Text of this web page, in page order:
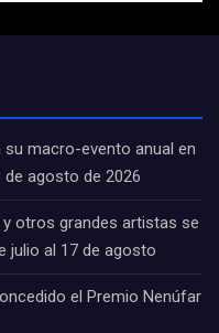
su macro-evento anual en
de agosto de 2026
y otros grandes artistas se
julio al 17 de agosto
el Premio Nenúfar